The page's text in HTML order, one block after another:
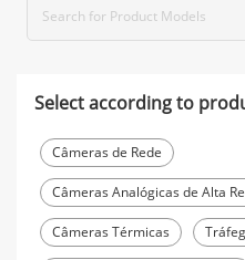
Select according to
Câmeras de Rede
Câmeras Analógicas de Alta
Câmeras Térmicas